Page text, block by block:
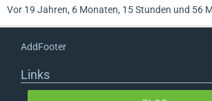
Vor 19 Jahren, 6 Monaten, 15 Stunden und 56
AddFooter
Links